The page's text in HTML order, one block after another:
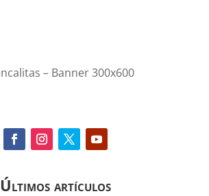
Últimos artículos